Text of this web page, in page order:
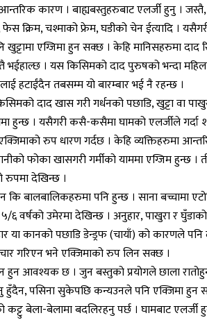
कारण । बाह्यबस्तुहरुबाट एलर्जी हुनु ।
क्रिम, चश्माको फ्रेम, घडीको चेन ईत्यादि ।
एग्जिमा हुन सक्छ । केहि मानिसहरुमा
भईहाल्छ । यस किसिमको दाद पुरुषको भन्दा
हटाईंदैन तबसम्म यो बारम्बार भई नै रहन्छ ।
दाद खास गरी गर्धनको पछाडि, खुट्टा वा
हुन्छ । यसैगरी कसै-कसैमा घामको एलर्जीले गर्दा
रुप धारण गर्दछ । केहि व्यक्तिहरुमा
फोका खासगरी गर्मीको याममा एग्जिम हुन्छ
देखिन्छ ।
बालबालिकहरुमा पनि हुन्छ । साना बच्चामा
वर्षको उमेरमा देखिन्छ । अनुहार, पाखुरा र
या कानको पछाडि डेन्ड्रफ (चायाँ) को कारणले
गरिएन भने एक्जिमाको रुप लिन सक्छ ।
आवश्यक छ । जुन बस्तुको प्रयोगले छाला
हुँदैन, पसिना सुकेपछि कन्यउनले पनि एक्जिमा हुन
कट्टु बेला-बेलामा बदलिरहनु पर्छ । घामबाट